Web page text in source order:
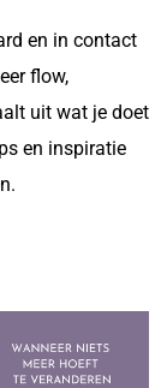
en in contact
flow,
uit wat je doet
en inspiratie